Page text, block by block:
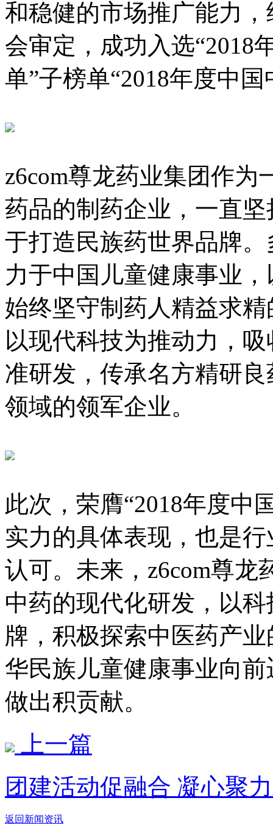
和稳健的市场推广能力
会审定，成功入选“2018
单”子榜单“2018年度中
z6com尊龙药业集团作
药品的制药企业，一直
于打造民族药世界品牌
力于中国儿童健康事业
始终坚守制药人精益求
以现代科技为推动力，
准研发，传承名方精研
领域的领军企业。
此次，荣膺“2018年度中
实力的具体表现，也是
认可。未来，z6com尊
中药的现代化研发，以
牌，积极探索中医药产
华民族儿童健康事业向
做出积贡献。
上一篇
团建活动促融合 凝心聚
返回新闻资讯